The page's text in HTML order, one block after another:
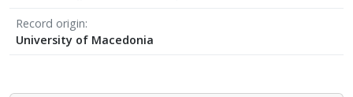
Record origin
University of Macedonia